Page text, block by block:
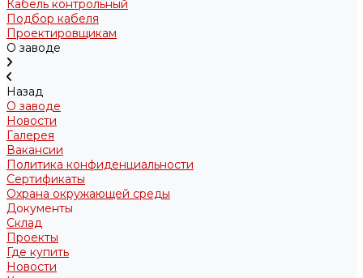
Кабель контрольный
Подбор кабеля
Проектировщикам
О заводе
Назад
О заводе
Новости
Галерея
Вакансии
Политика конфиденциальности
Сертификаты
Охрана окружающей среды
Документы
Склад
Проекты
Где купить
Новости